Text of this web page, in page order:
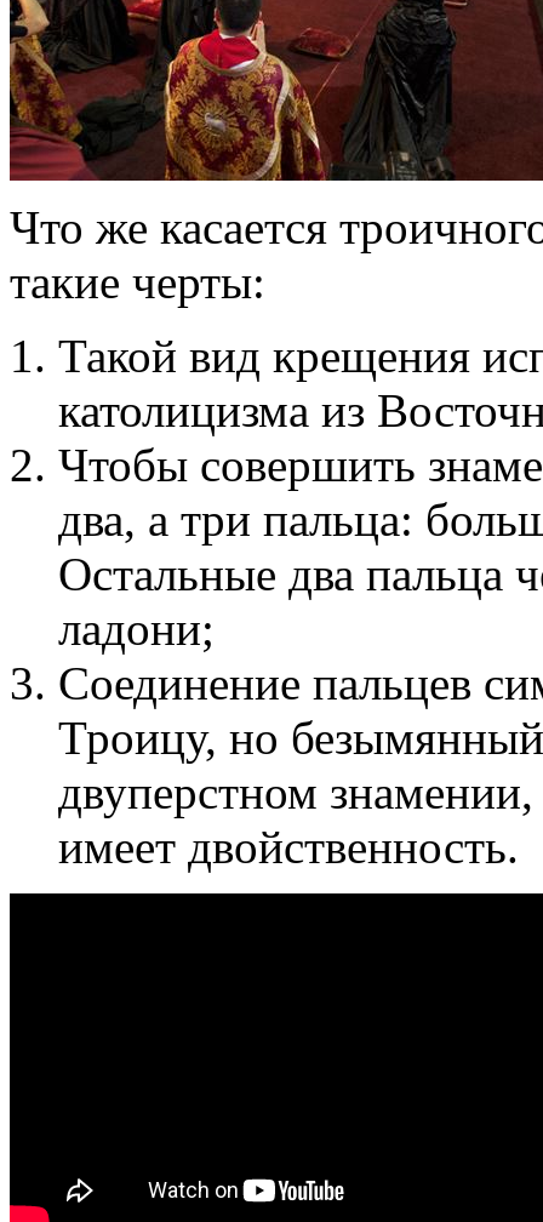
Что же касается
такие черты:
Такой вид крещения
католицизма из
Чтобы совершить
два, а три пальца:
Остальные два пальца
ладони;
Соединение пальцев
Троицу, но
двуперстном
имеет двойственность.